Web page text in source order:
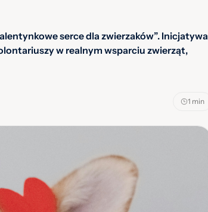
serce dla zwierzaków”. Inicjatywa
w realnym wsparciu zwierząt,
1 min